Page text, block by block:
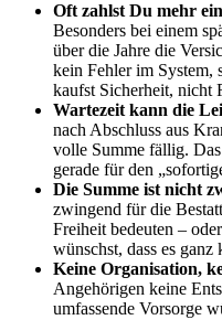
Oft zahlst Du mehr
Besonders bei einem
über die Jahre die
kein Fehler im
kaufst Sicherheit, nicht
Wartezeit kann die
nach Abschluss aus
volle Summe fällig.
gerade für den
Die Summe ist nicht
zwingend für die
Freiheit bedeuten –
wünschst, dass es
Keine Organisation,
Angehörigen keine
umfassende Vorsorge